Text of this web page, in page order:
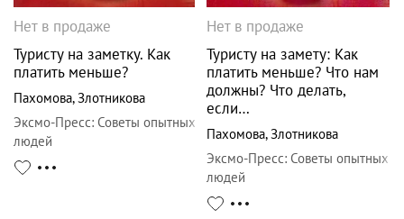
Нет в продаже
Туристу на заметку. Как
платить меньше?
Пахомова,Злотникова
Эксмо-Пресс: Советы опытных
людей
Нет в продаже
Туристу на замету: Как
платить меньше? Что нам
должны? Что делать,
если…
Пахомова,Злотникова
Эксмо-Пресс: Советы опытных
людей